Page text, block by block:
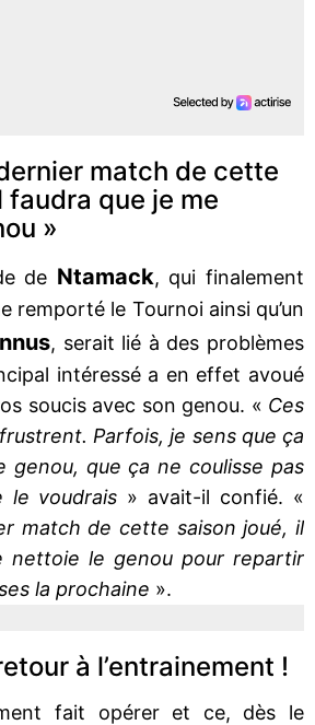
match de cette
faudra que je me
»
de Ntamack, qui finalement
remporté le Tournoi ainsi qu’un
, serait lié à des problèmes
intéressé a en effet avoué
soucis avec son genou. « Ces
Parfois, je sens que ça
genou, que ça ne coulisse pas
le voudrais » avait-il confié. «
match de cette saison joué, il
nettoie le genou pour repartir
la prochaine ».
à l’entrainement !
fait opérer et ce, dès le